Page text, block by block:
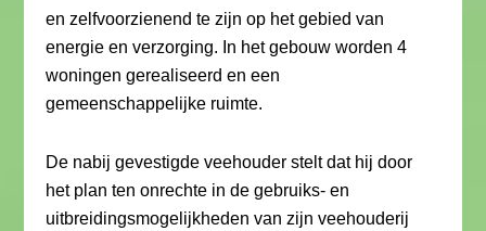
en zelfvoorzienend te zijn op het gebied van
energie en verzorging. In het gebouw worden 4
woningen gerealiseerd en een
gemeenschappelijke ruimte.
De nabij gevestigde veehouder stelt dat hij door
het plan ten onrechte in de gebruiks- en
uitbreidingsmogelijkheden van zijn veehouderij